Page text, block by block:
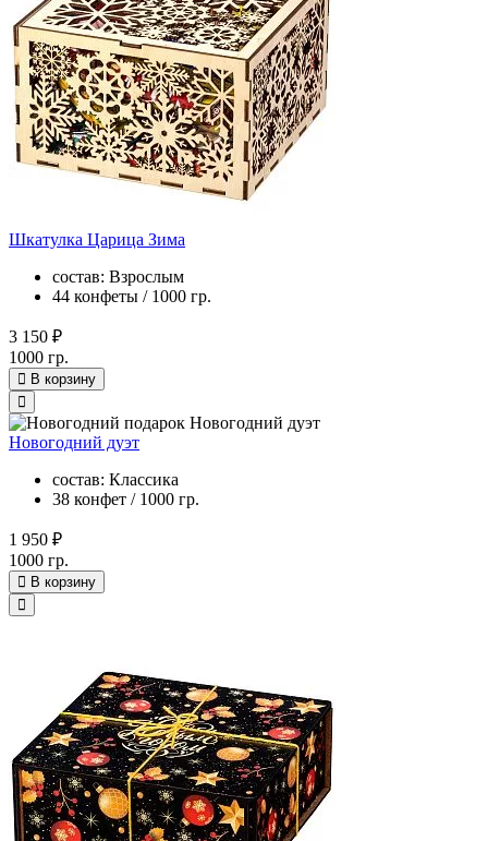
Шкатулка Царица Зима
состав: Взрослым
44 конфеты / 1000 гр.
3 150 ₽
1000 гр.
В корзину
Новогодний дуэт
состав: Классика
38 конфет / 1000 гр.
1 950 ₽
1000 гр.
В корзину